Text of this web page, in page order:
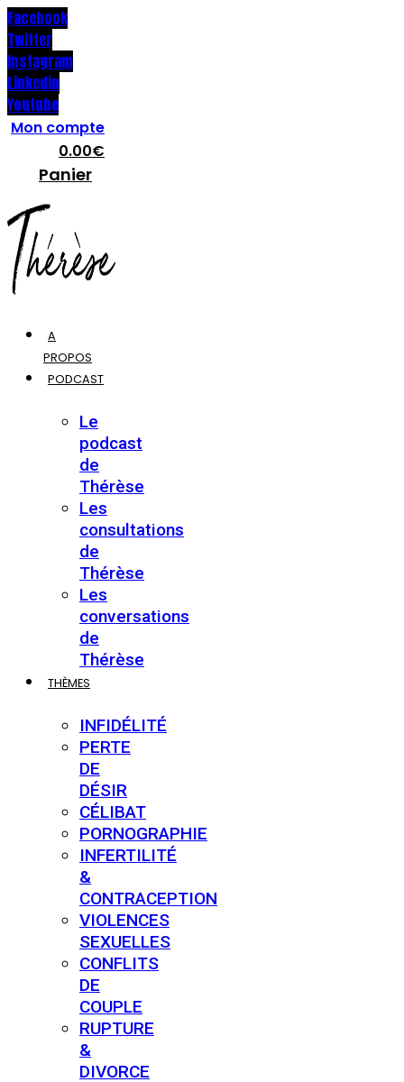
Facebook
Twitter
Instagram
Linkedin
Youtube
Mon compte
0.00€
Panier
A
PROPOS
PODCAST
Le
podcast
de
Thérèse
Les
consultations
de
Thérèse
Les
conversations
de
Thérèse
THÈMES
INFIDÉLITÉ
PERTE
DE
DÉSIR
CÉLIBAT
PORNOGRAPHIE
INFERTILITÉ
&
CONTRACEPTION
VIOLENCES
SEXUELLES
CONFLITS
DE
COUPLE
RUPTURE
&
DIVORCE